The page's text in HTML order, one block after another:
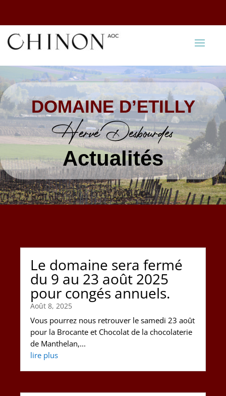
DOMAINE D’ETILLY
Hervé Desbourdes
Actualités
Le domaine sera fermé
du 9 au 23 août 2025
pour congés annuels.
Août 8, 2025
Vous pourrez nous retrouver le samedi 23 août
pour la Brocante et Chocolat de la chocolaterie
de Manthelan,...
lire plus